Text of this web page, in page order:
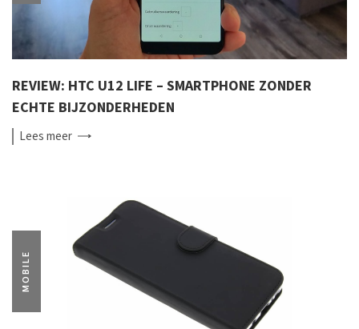
REVIEW: HTC U12 LIFE – SMARTPHONE ZONDER
ECHTE BIJZONDERHEDEN
Leesmeer
MOBILE